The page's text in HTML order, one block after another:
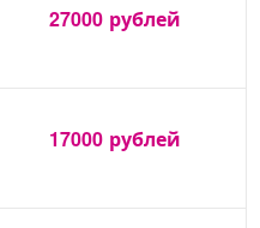
27000 рублей
17000 рублей